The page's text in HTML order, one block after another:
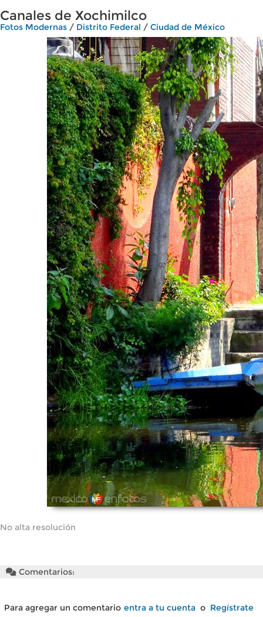
Canales de Xochimilco
Fotos Modernas / Distrito Federal / Ciudad de México
No alta resolución
Comentarios:
Para agregar un comentario entra a tu cuenta o Regístrate